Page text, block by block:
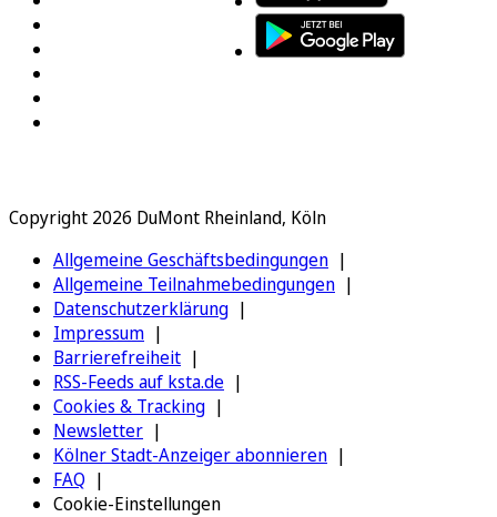
Copyright 2026 DuMont Rheinland, Köln
Allgemeine Geschäftsbedingungen
Allgemeine Teilnahmebedingungen
Datenschutzerklärung
Impressum
Barrierefreiheit
RSS-Feeds auf ksta.de
Cookies & Tracking
Newsletter
Kölner Stadt-Anzeiger abonnieren
FAQ
Cookie-Einstellungen